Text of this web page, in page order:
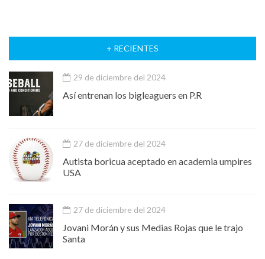
+ RECIENTES
29 de diciembre del 2024
Así entrenan los bigleaguers en P.R
27 de diciembre del 2024
Autista boricua aceptado en academia umpires
USA
27 de diciembre del 2024
Jovani Morán y sus Medias Rojas que le trajo
Santa